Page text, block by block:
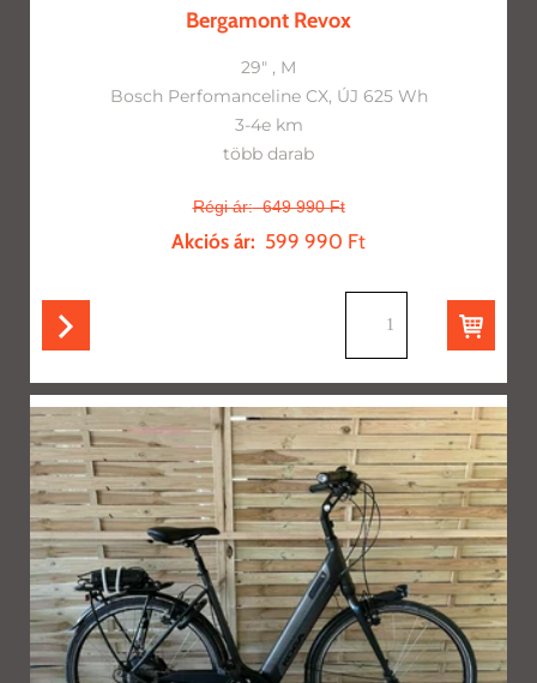
Bergamont Revox
29" , M
Bosch Perfomanceline CX, ÚJ 625 Wh
3-4e km
több darab
Régi ár:649 990 Ft
Akciós ár: 599 990 Ft